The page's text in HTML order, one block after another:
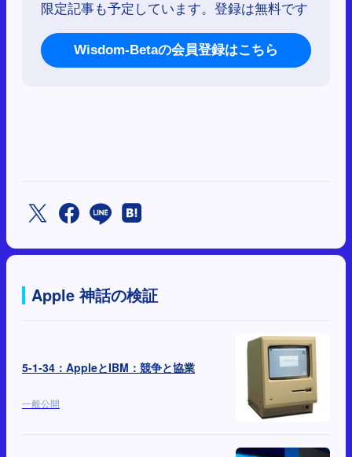
限定記事も予定しています。登録は無料です
Wisdom-Betaの会員登録はこちら
Apple 神話の検証
5-1-34：AppleとIBM：競争と協業
一般公開